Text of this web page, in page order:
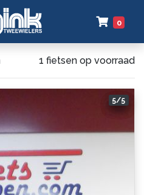
0
1 fietsen op voorraad
1/5
2/5
3/5
4/5
5/5